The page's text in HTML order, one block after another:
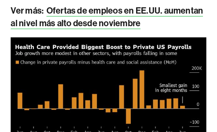
Ver más: Ofertas de empleos en EE.UU. aumentan
al nivel más alto desde noviembre